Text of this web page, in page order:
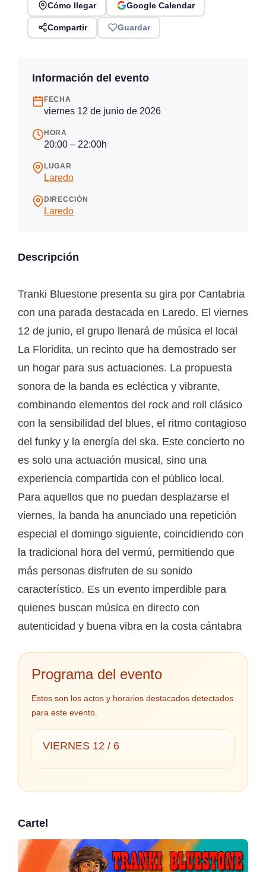
Cómo llegar Google Calendar
Compartir Guardar
Información del evento
FECHA
viernes 12 de junio de 2026
HORA
20:00 – 22:00h
LUGAR
Laredo
DIRECCIÓN
Laredo
Descripción
Tranki Bluestone presenta su gira por Cantabria
con una parada destacada en Laredo. El viernes
12 de junio, el grupo llenará de música el local
La Floridita, un recinto que ha demostrado ser
un hogar para sus actuaciones. La propuesta
sonora de la banda es ecléctica y vibrante,
combinando elementos del rock and roll clásico
con la sensibilidad del blues, el ritmo contagioso
del funky y la energía del ska. Este concierto no
es solo una actuación musical, sino una
experiencia compartida con el público local.
Para aquellos que no puedan desplazarse el
viernes, la banda ha anunciado una repetición
especial el domingo siguiente, coincidiendo con
la tradicional hora del vermú, permitiendo que
más personas disfruten de su sonido
característico. Es un evento imperdible para
quienes buscan música en directo con
autenticidad y buena vibra en la costa cántabra
Programa del evento
Estos son los actos y horarios destacados detectados
para este evento.
VIERNES 12 / 6
Cartel